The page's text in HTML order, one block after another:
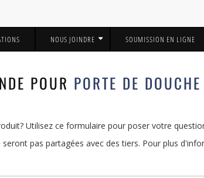
NOUS JOINDRE SOUMISSION EN LIGNE
POUR PORTE DE
Utilisez ce formulaire pour poser votre
pas partagées avec des tiers. Pour plus